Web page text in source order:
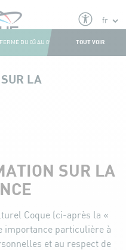
DU 03 AU 09 AOÛT 3
TOUT VOIR
LA
SUR LA
Coque (ci-après la «
importance particulière à
et au respect de